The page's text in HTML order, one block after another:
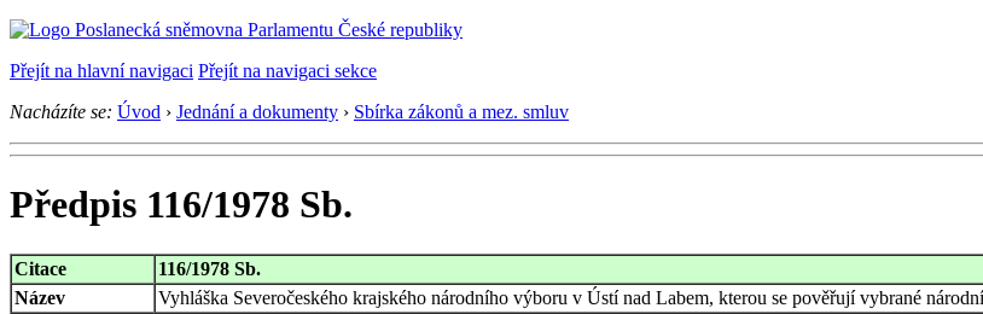
Přejít na hlavní navigaci Přejít na navigaci sekce
Nacházíte se: Úvod › Jednání a dokumenty › Sbírka zákonů a mez. smluv
Předpis 116/1978 Sb.
Citace
116/1978 Sb.
Název
Vyhláška Severočeského krajského národního výboru v Ústí nad Labem, kterou se pověřují vybrané